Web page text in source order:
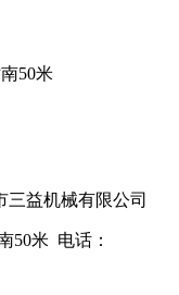
50米
三益机械有限公司
50米 电话：